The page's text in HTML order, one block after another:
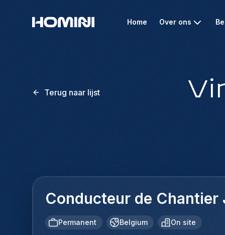
Home Over ons
Terug naar lijst
Conducteur de Chantier
Permanent Belgium On site